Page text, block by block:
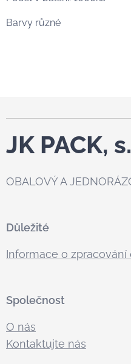
Barvy různé
JK PACK,
OBALOVÝ A
Důležité
Informace o zpracování
Společnost
O nás
Kontaktujte nás